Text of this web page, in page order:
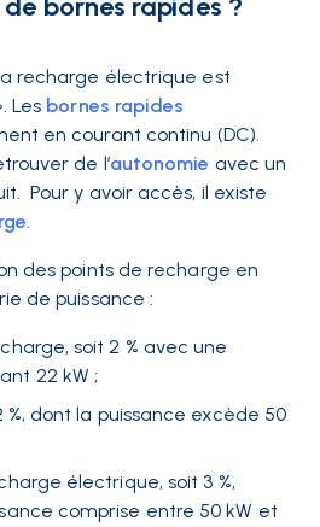
bornes rapides ?
recharge électrique est
Les bornes rapides
en courant continu (DC).
de l’autonomie avec un
Pour y avoir accès, il existe
.
des points de recharge en
de puissance :
soit 2 % avec une
22 kW ;
%, dont la puissance excède 50
électrique, soit 3 %,
comprise entre 50 kW et